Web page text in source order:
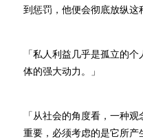
到惩罚，他便会彻底放纵这
「私人利益几乎是孤立的
体的强大动力。」
「从社会的角度看，一种
重要，必须考虑的是它所产